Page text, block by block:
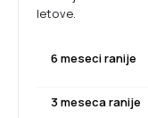
letove.
6 meseci ranije
3 meseca ranije